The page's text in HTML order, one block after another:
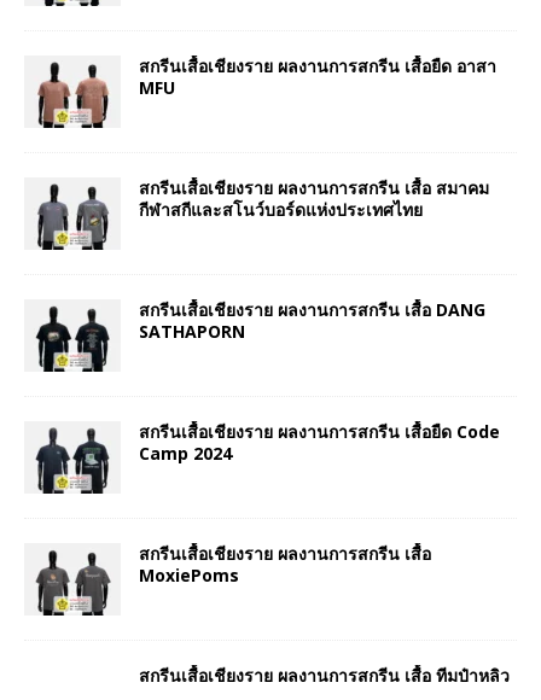
สกรีนเสื้อเชียงราย ผลงานการสกรีน เสื้อยืด อาสา
MFU
สกรีนเสื้อเชียงราย ผลงานการสกรีน เสื้อ สมาคม
กีฬาสกีและสโนว์บอร์ดแห่งประเทศไทย
สกรีนเสื้อเชียงราย ผลงานการสกรีน เสื้อ DANG
SATHAPORN
สกรีนเสื้อเชียงราย ผลงานการสกรีน เสื้อยืด Code
Camp 2024
สกรีนเสื้อเชียงราย ผลงานการสกรีน เสื้อ
MoxiePoms
สกรีนเสื้อเชียงราย ผลงานการสกรีน เสื้อ ทีมป๋าหลิว